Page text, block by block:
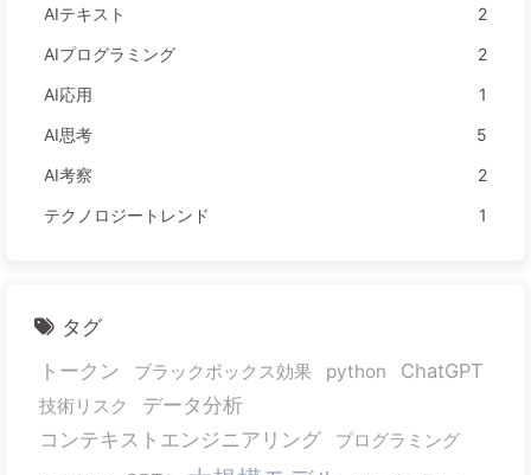
AIテキスト
2
AIプログラミング
2
AI応用
1
AI思考
5
AI考察
2
テクノロジートレンド
1
タグ
トークン
ブラックボックス効果 python ChatGPT
技術リスク
データ分析
コンテキストエンジニアリング
プログラミング